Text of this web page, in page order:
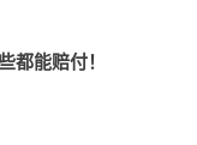
都能赔付！